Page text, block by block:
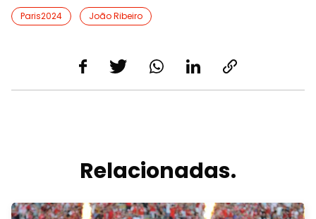
Paris2024 João Ribeiro
Relacionadas.